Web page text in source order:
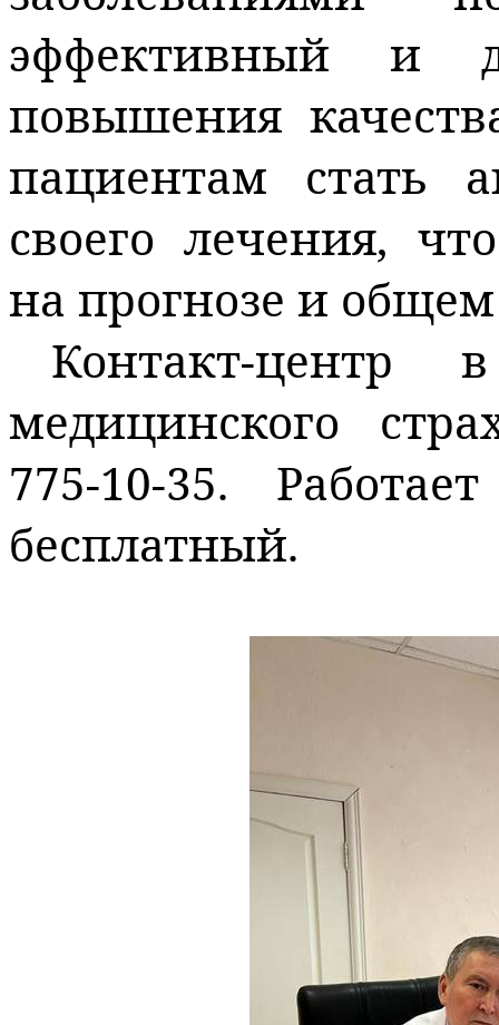
эффективный и
повышения
пациентам стать
своего лечения,
на прогнозе и
Контакт-центр
медицинского
775-10-35.
бесплатный.